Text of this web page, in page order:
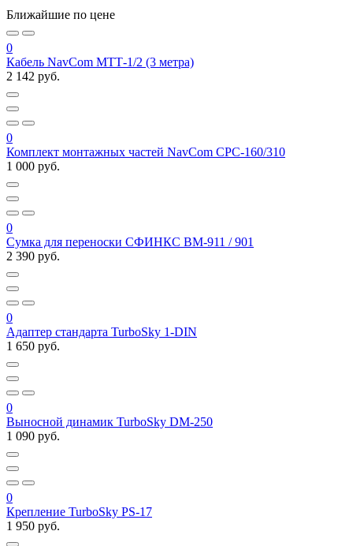
Ближайшие по цене
0
Кабель NavCom МТТ-1/2 (3 метра)
2 142 руб.
0
Комплект монтажных частей NavCom СРС-160/310
1 000 руб.
0
Сумка для переноски СФИНКС ВМ-911 / 901
2 390 руб.
0
Адаптер стандарта TurboSky 1-DIN
1 650 руб.
0
Выносной динамик TurboSky DM-250
1 090 руб.
0
Крепление TurboSky PS-17
1 950 руб.